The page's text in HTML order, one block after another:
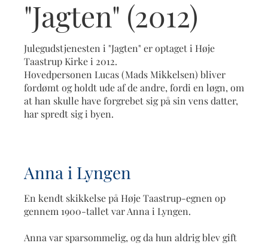
"Jagten" (2012)
Julegudstjenesten i "Jagten" er optaget i Høje
Taastrup Kirke i 2012.
Hovedpersonen Lucas (Mads Mikkelsen) bliver
fordømt og holdt ude af de andre, fordi en løgn, om
at han skulle have forgrebet sig på sin vens datter,
har spredt sig i byen.
Anna i Lyngen
En kendt skikkelse på Høje Taastrup-egnen op
gennem 1900-tallet var Anna i Lyngen.
Anna var sparsommelig, og da hun aldrig blev gift